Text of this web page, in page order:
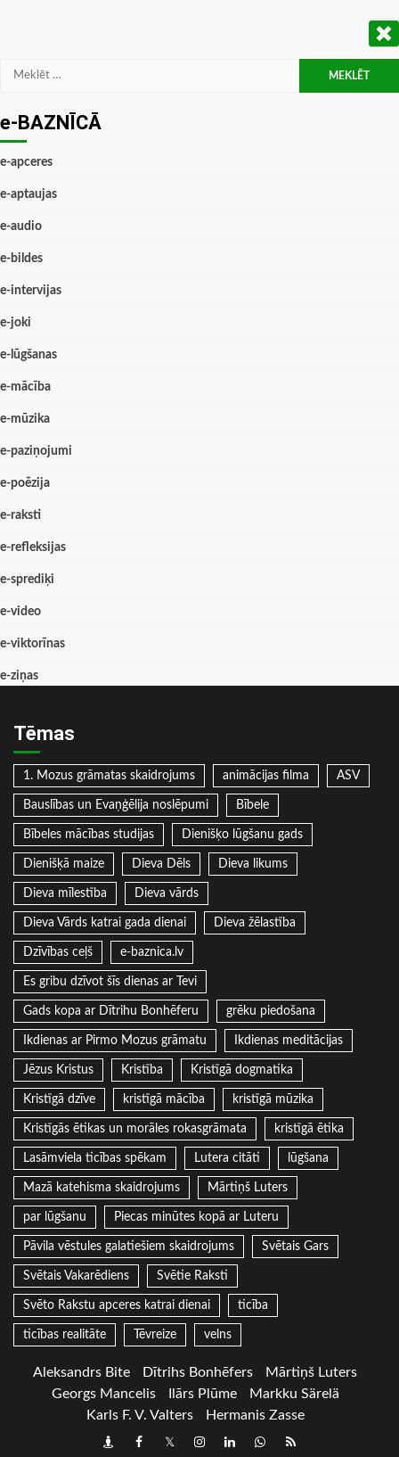
Meklēt:
e-BAZNĪCĀ
e-apceres
e-aptaujas
e-audio
e-bildes
e-intervijas
e-joki
e-lūgšanas
e-mācība
e-mūzika
e-paziņojumi
e-poēzija
e-raksti
e-refleksijas
e-sprediķi
e-video
e-viktorīnas
e-ziņas
Tēmas
1. Mozus grāmatas skaidrojums animācijas filma ASV
Bauslības un Evaņģēlija noslēpumi Bībele
Bībeles mācības studijas Dienišķo lūgšanu gads
Dienišķā maize Dieva Dēls Dieva likums
Dieva mīlestība Dieva vārds
Dieva Vārds katrai gada dienai Dieva žēlastība
Dzīvības ceļš e-baznica.lv
Es gribu dzīvot šīs dienas ar Tevi
Gads kopa ar Dītrihu Bonhēferu grēku piedošana
Ikdienas ar Pirmo Mozus grāmatu Ikdienas meditācijas
Jēzus Kristus Kristība Kristīgā dogmatika
Kristīgā dzīve kristīgā mācība kristīgā mūzika
Kristīgās ētikas un morāles rokasgrāmata kristīgā ētika
Lasāmviela ticības spēkam Lutera citāti lūgšana
Mazā katehisma skaidrojums Mārtiņš Luters
par lūgšanu Piecas minūtes kopā ar Luteru
Pāvila vēstules galatiešiem skaidrojums Svētais Gars
Svētais Vakarēdiens Svētie Raksti
Svēto Rakstu apceres katrai dienai ticība
ticības realitāte Tēvreize velns
Aleksandrs Bite Dītrihs Bonhēfers
Mārtiņš Luters
Georgs Mancelis
Ilārs Plūme
Markku Särelä
Karls F. V. Valters
Hermanis Zasse
DraugiemFacebook
TwitterInstagram
LinkedInwhatsapp
RSS